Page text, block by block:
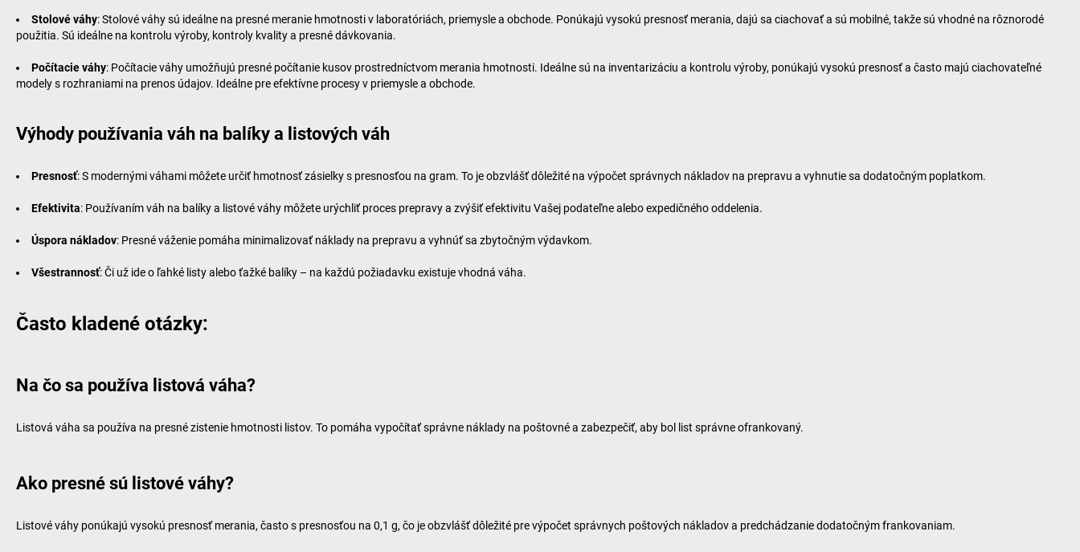
Stolové váhy: Stolové váhy sú ideálne na presné meranie hmotnosti v laboratóriách, priemysle a obchode. Ponúkajú vysokú presnosť merania, dajú sa ciachovať a sú mobilné, takže sú vhodné na rôznorodé
použitia. Sú ideálne na kontrolu výroby, kontroly kvality a presné dávkovania.
Počítacie váhy: Počítacie váhy umožňujú presné počítanie kusov prostredníctvom merania hmotnosti. Ideálne sú na inventarizáciu a kontrolu výroby, ponúkajú vysokú presnosť a často majú ciachovateľné
modely s rozhraniami na prenos údajov. Ideálne pre efektívne procesy v priemysle a obchode.
Výhody používania váh na balíky a listových váh
Presnosť: S modernými váhami môžete určiť hmotnosť zásielky s presnosťou na gram. To je obzvlášť dôležité na výpočet správnych nákladov na prepravu a vyhnutie sa dodatočným poplatkom.
Efektivita: Používaním váh na balíky a listové váhy môžete urýchliť proces prepravy a zvýšiť efektivitu Vašej podateľne alebo expedičného oddelenia.
Úspora nákladov: Presné váženie pomáha minimalizovať náklady na prepravu a vyhnúť sa zbytočným výdavkom.
Všestrannosť: Či už ide o ľahké listy alebo ťažké balíky – na každú požiadavku existuje vhodná váha.
Často kladené otázky:
Na čo sa používa listová váha?
Listová váha sa používa na presné zistenie hmotnosti listov. To pomáha vypočítať správne náklady na poštovné a zabezpečiť, aby bol list správne ofrankovaný.
Ako presné sú listové váhy?
Listové váhy ponúkajú vysokú presnosť merania, často s presnosťou na 0,1 g, čo je obzvlášť dôležité pre výpočet správnych poštových nákladov a predchádzanie dodatočným frankovaniam.